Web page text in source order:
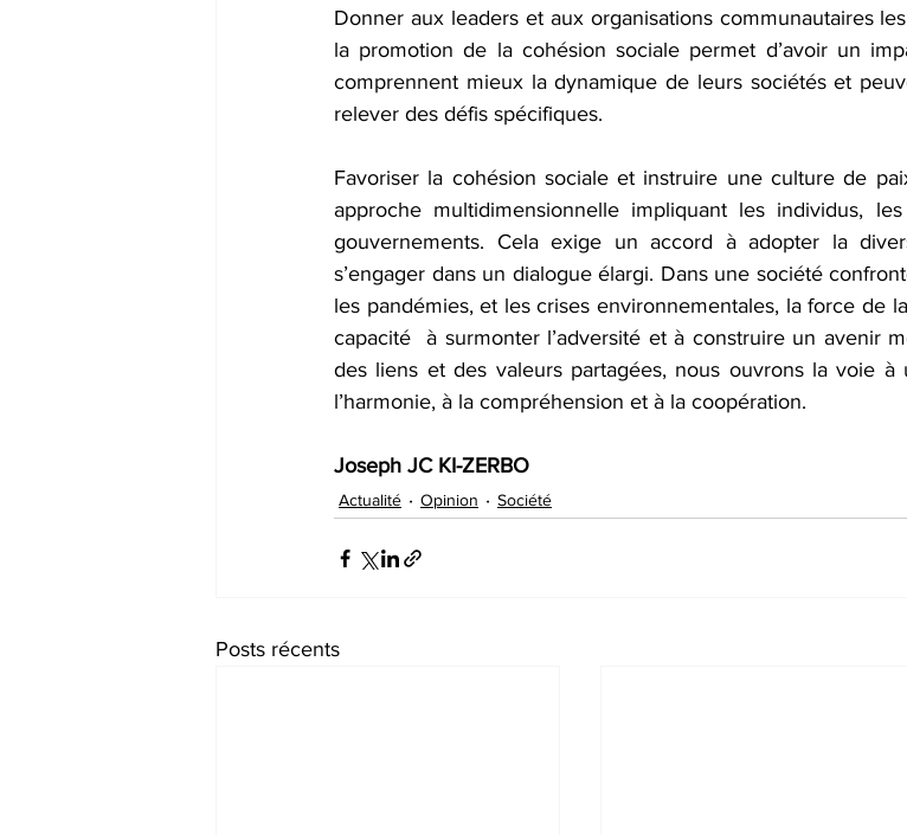
Donner aux leaders et aux organisations communautaires
la promotion de la cohésion sociale permet d’avoir un
comprennent mieux la dynamique de leurs sociétés et
relever des défis spécifiques.
Favoriser la cohésion sociale et instruire une culture de
approche multidimensionnelle impliquant les individus,
gouvernements. Cela exige un accord à adopter la
s’engager dans un dialogue élargi. Dans une société
les pandémies, et les crises environnementales, la force de
capacité  à surmonter l’adversité et à construire un avenir
des liens et des valeurs partagées, nous ouvrons la voie
l’harmonie, à la compréhension et à la coopération.
Joseph JC KI-ZERBO
Actualité Opinion Société
Posts récents